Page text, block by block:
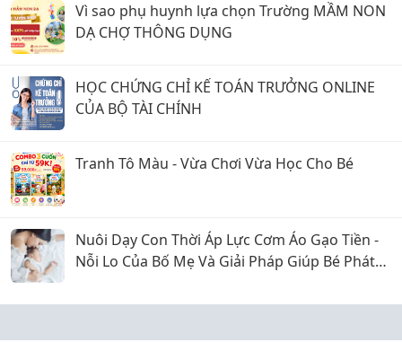
Vì sao phụ huynh lựa chọn Trường MẦM NON
DẠ CHỢ THÔNG DỤNG
HỌC CHỨNG CHỈ KẾ TOÁN TRƯỞNG ONLINE
CỦA BỘ TÀI CHÍNH
Tranh Tô Màu - Vừa Chơi Vừa Học Cho Bé
Nuôi Dạy Con Thời Áp Lực Cơm Áo Gạo Tiền -
Nỗi Lo Của Bố Mẹ Và Giải Pháp Giúp Bé Phát